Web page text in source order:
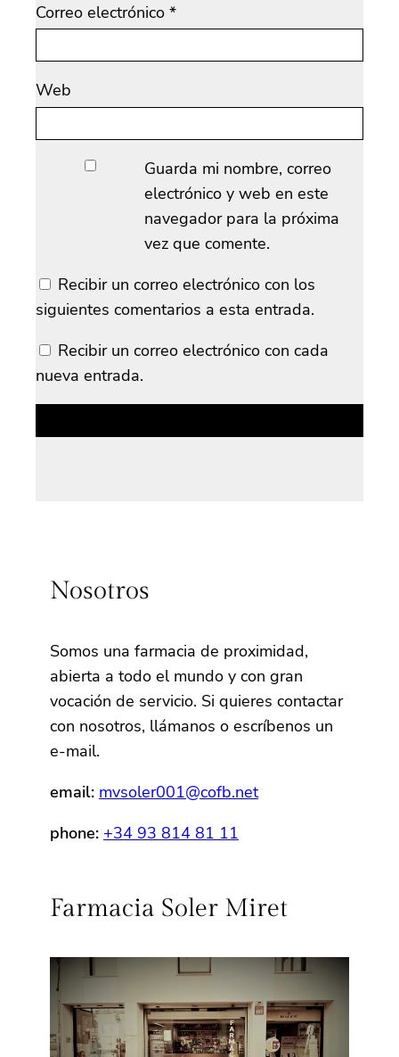
Correo electrónico *
Web
Guarda mi nombre, correo
electrónico y web en este
navegador para la próxima
vez que comente.
Recibir un correo electrónico con los
siguientes comentarios a esta entrada.
Recibir un correo electrónico con cada
nueva entrada.
Nosotros
Somos una farmacia de proximidad,
abierta a todo el mundo y con gran
vocación de servicio. Si quieres contactar
con nosotros, llámanos o escríbenos un
e-mail.
email: mvsoler001@cofb.net
phone: +34 93 814 81 11
Farmacia Soler Miret